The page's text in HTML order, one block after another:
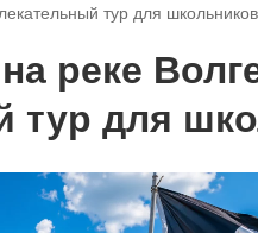
тур для школьников
реке
тур для